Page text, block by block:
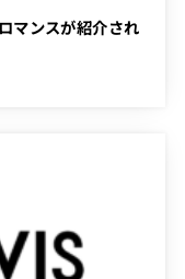
マンスが紹介され